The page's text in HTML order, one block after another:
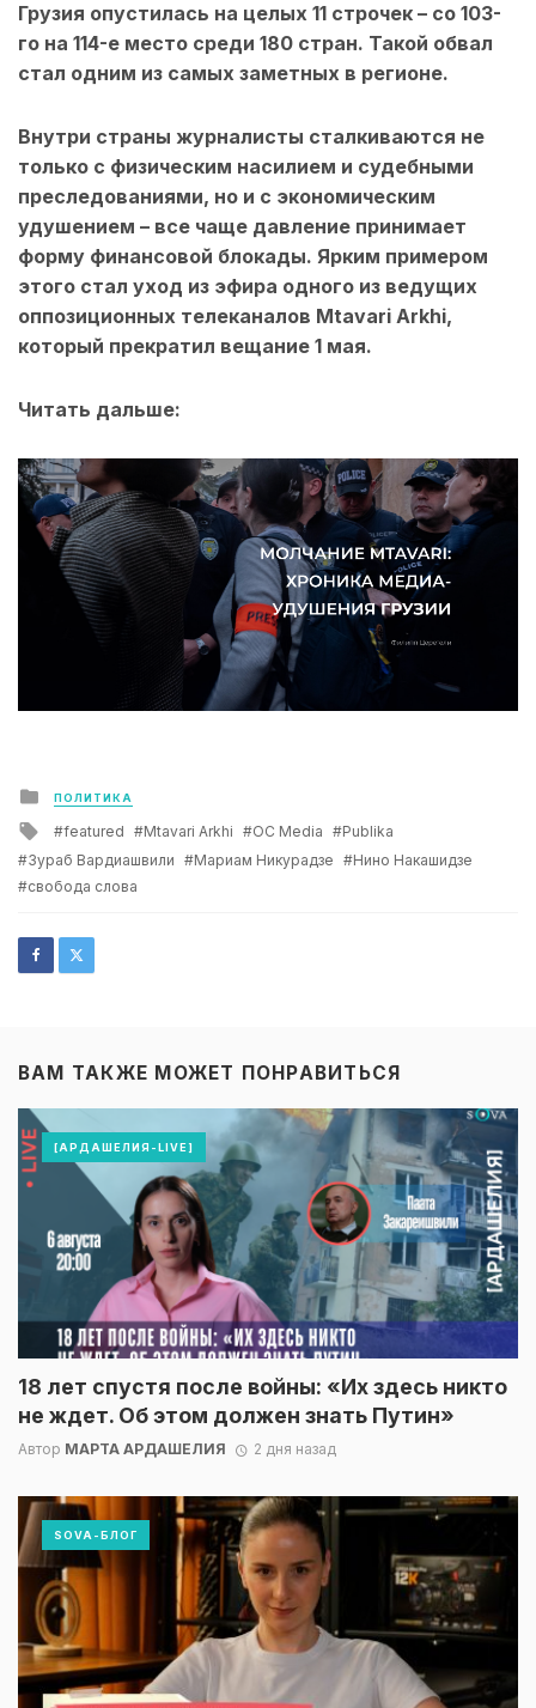
Грузия опустилась на целых 11 строчек – со 103-
го на 114-е место среди 180 стран. Такой обвал
стал одним из самых заметных в регионе.
Внутри страны журналисты сталкиваются не
только с физическим насилием и судебными
преследованиями, но и с экономическим
удушением – все чаще давление принимает
форму финансовой блокады. Ярким примером
этого стал уход из эфира одного из ведущих
оппозиционных телеканалов Mtavari Arkhi,
который прекратил вещание 1 мая.
Читать дальше:
Posted
in
ПОЛИТИКА
Tagged
with
featured Mtavari Arkhi OC Media
Publika
Зураб Вардиашвили
Мариам Никурадзе
Нино Накашидзе
свобода слова
ВАМ ТАКЖЕ МОЖЕТ ПОНРАВИТЬСЯ
18 лет спустя после войны: «Их здесь никто
не ждет. Об этом должен знать Путин»
Автор МАРТА АРДАШЕЛИЯ 2 дня назад
[АРДАШЕЛИЯ-LIVE]
SOVA-БЛОГ